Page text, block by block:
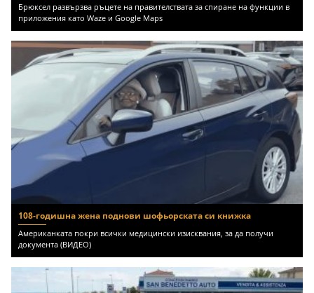
Брюксел развързва ръцете на правителствата за спиране на функции в
приложения като Waze и Google Maps
108-годишна жена поднови шофьорската си книжка
Американката покри всички медицински изисквания, за да получи
документа (ВИДЕО)